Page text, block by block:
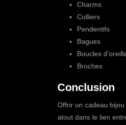
Charms
Colliers
Pendentifs
Bagues
Boucles
Broches
Conclusion
Offrir un cadeau
atout dans le lien